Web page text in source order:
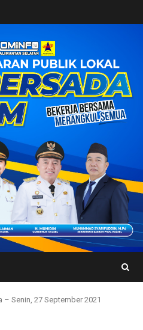
– Senin, 27 September 2021